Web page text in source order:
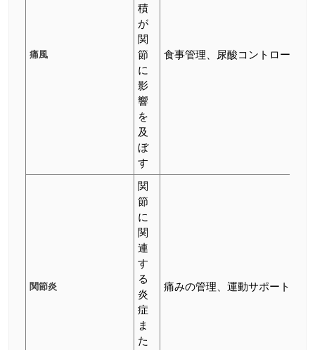
痛風
積
が
関
節
に
影
響
を
及
ぼ
す
食事管理、尿酸コントロール
関節炎
関
節
に
関
連
す
る
炎
症
ま
た
痛みの管理、運動サポート